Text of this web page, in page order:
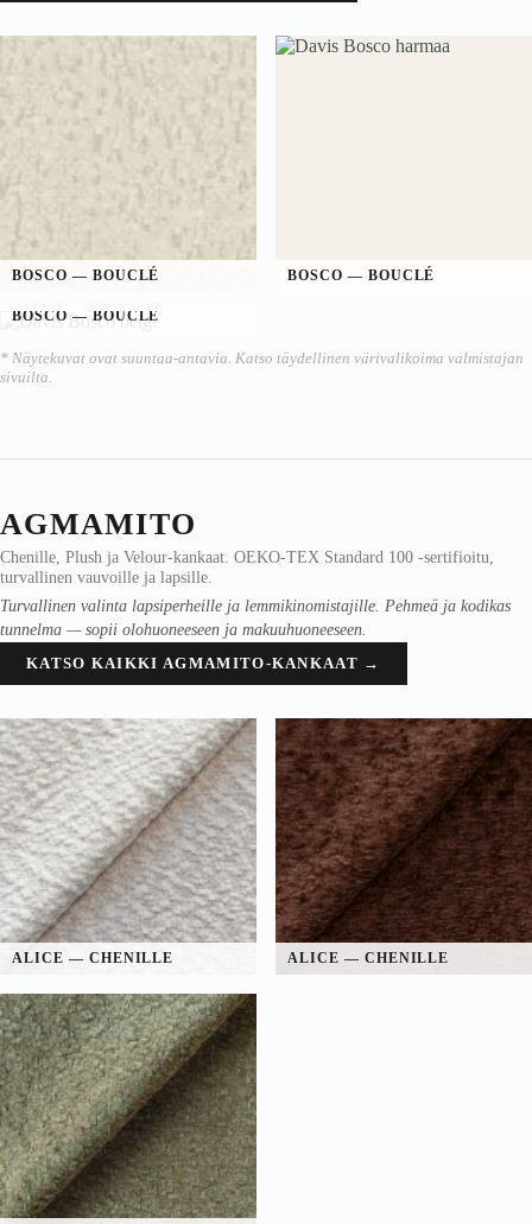
BOSCO — BOUCLÉ BOSCO — BOUCLÉ
BOSCO — BOUCLÉ
* Näytekuvat ovat suuntaa-antavia. Katso täydellinen värivalikoima valmistajan
sivuilta.
AGMAMITO
Chenille, Plush ja Velour-kankaat. OEKO-TEX Standard 100 -sertifioitu,
turvallinen vauvoille ja lapsille.
Turvallinen valinta lapsiperheille ja lemmikinomistajille. Pehmeä ja kodikas
tunnelma — sopii olohuoneeseen ja makuuhuoneeseen.
KATSO KAIKKI AGMAMITO-KANKAAT →
ALICE — CHENILLE ALICE — CHENILLE